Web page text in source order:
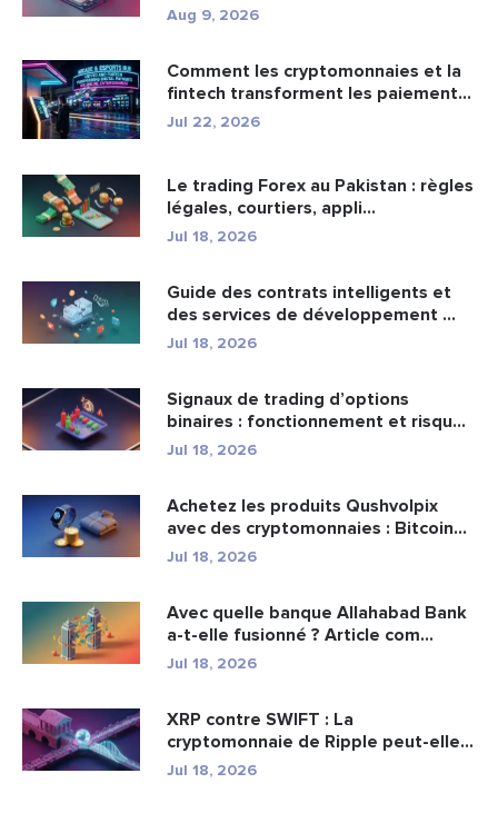
Aug 9, 2026
Comment les cryptomonnaies et la
fintech transforment les paiement...
Jul 22, 2026
Le trading Forex au Pakistan : règles
légales, courtiers, appli...
Jul 18, 2026
Guide des contrats intelligents et
des services de développement ...
Jul 18, 2026
Signaux de trading d’options
binaires : fonctionnement et risqu...
Jul 18, 2026
Achetez les produits Qushvolpix
avec des cryptomonnaies : Bitcoin...
Jul 18, 2026
Avec quelle banque Allahabad Bank
a-t-elle fusionné ? Article com...
Jul 18, 2026
XRP contre SWIFT : La
cryptomonnaie de Ripple peut-elle
remplacer...
Jul 18, 2026